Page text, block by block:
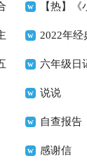
39条
说 【热】《
子》读书心
2022年经
唯美的句子
句
六年级日
15篇说说
自查报告
感谢信